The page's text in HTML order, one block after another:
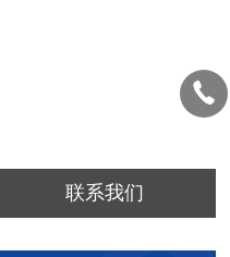
联系我们